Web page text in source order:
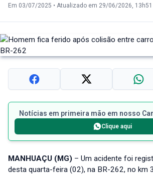
Em 03/07/2025 • Atualizado em 29/06/2026, 13h51
Notícias em primeira mão em nosso
Clique aqui
MANHUAÇU (MG) – Um acidente foi
desta quarta-feira (02), na BR-262, no km